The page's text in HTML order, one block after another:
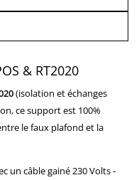
& RT2020
(isolation et échanges
ce support est 100%
le faux plafond et la
un câble gainé 230 Volts -